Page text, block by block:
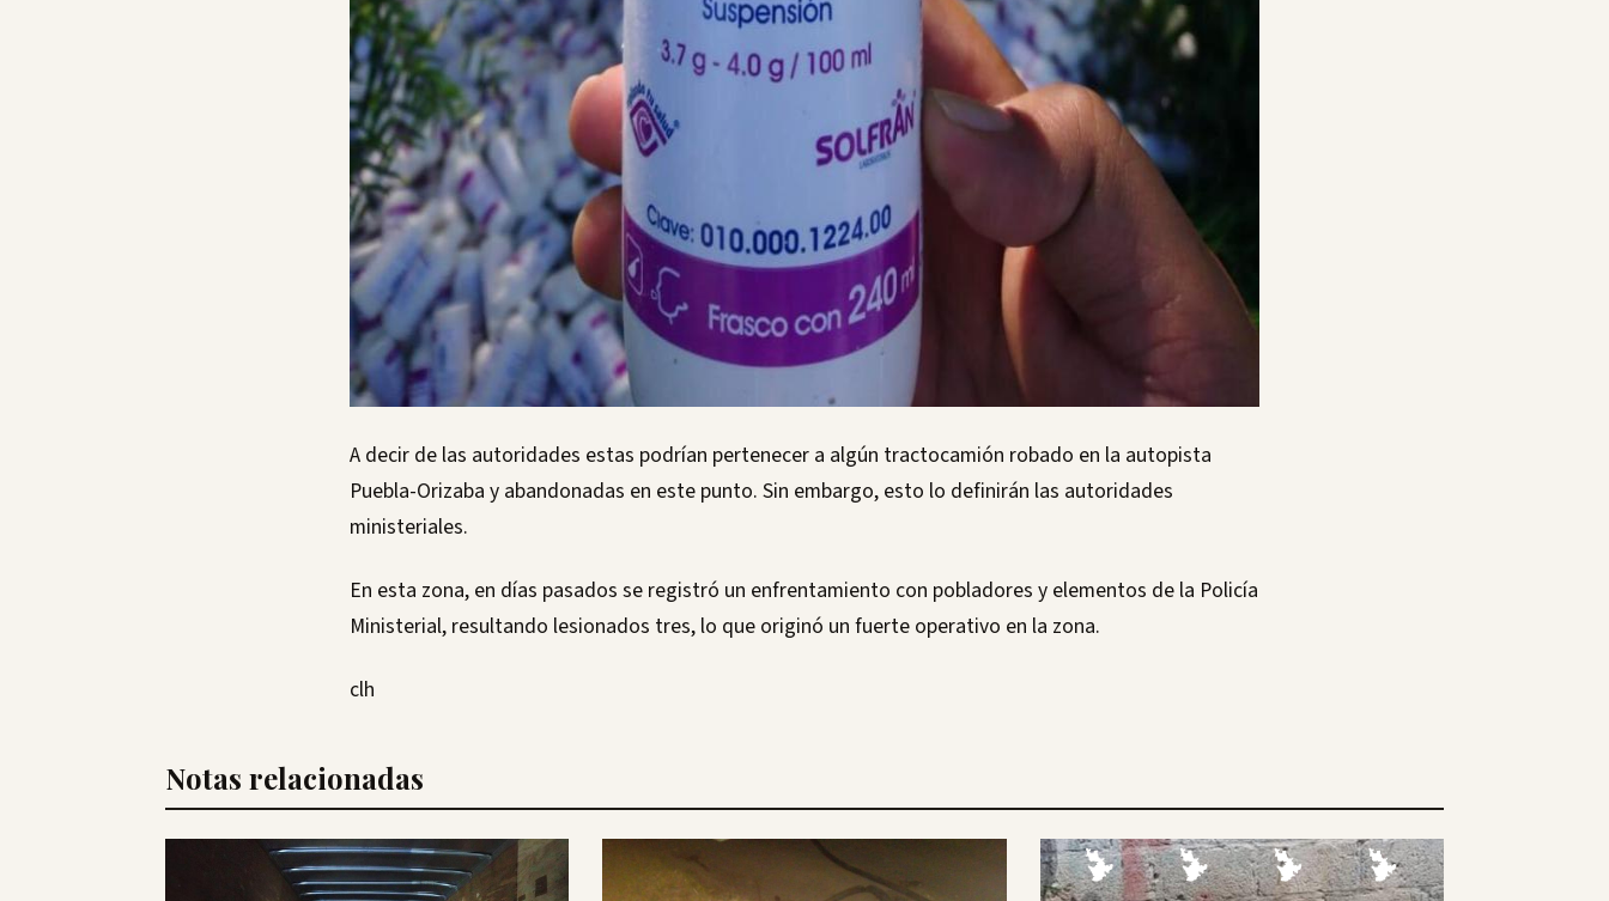
A decir de las autoridades estas podrían pertenecer a algún tractocamión robado en la autopista
Puebla-Orizaba y abandonadas en este punto. Sin embargo, esto lo definirán las autoridades
ministeriales.
En esta zona, en días pasados se registró un enfrentamiento con pobladores y elementos de la Policía
Ministerial, resultando lesionados tres, lo que originó un fuerte operativo en la zona.
clh
Notas relacionadas